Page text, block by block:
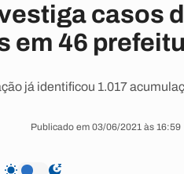
casos
em 46
já identificou 1.017
Publicado em 03/06/2021 às